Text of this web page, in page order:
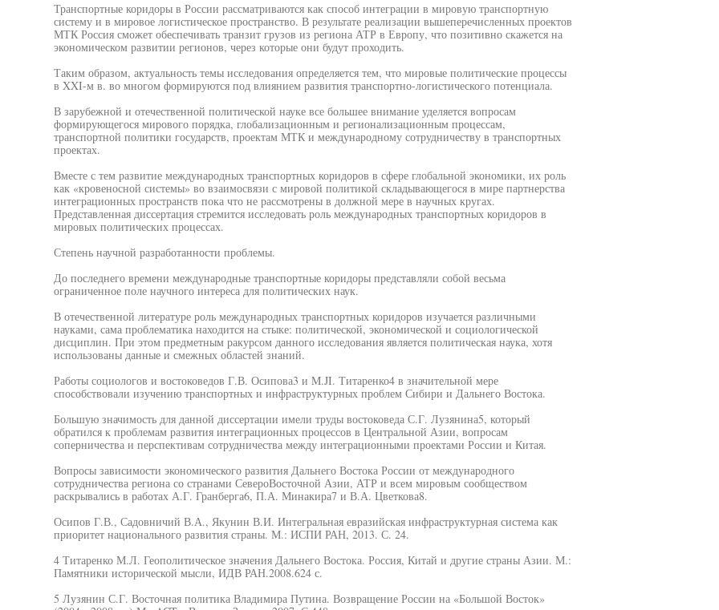
Транспортные коридоры в России рассматриваются как способ интеграции в мировую транспортную
систему и в мировое логистическое пространство. В результате реализации вышеперечисленных проектов
МТК Россия сможет обеспечивать транзит грузов из региона АТР в Европу, что позитивно скажется на
экономическом развитии регионов, через которые они будут проходить.
Таким образом, актуальность темы исследования определяется тем, что мировые политические процессы
в XXI-м в. во многом формируются под влиянием развития транспортно-логистического потенциала.
В зарубежной и отечественной политической науке все большее внимание уделяется вопросам
формирующегося мирового порядка, глобализационным и регионализационным процессам,
транспортной политики государств, проектам МТК и международному сотрудничеству в транспортных
проектах.
Вместе с тем развитие международных транспортных коридоров в сфере глобальной экономики, их роль
как «кровеносной системы» во взаимосвязи с мировой политикой складывающегося в мире партнерства
интеграционных пространств пока что не рассмотрены в должной мере в научных кругах.
Представленная диссертация стремится исследовать роль международных транспортных коридоров в
мировых политических процессах.
Степень научной разработанности проблемы.
До последнего времени международные транспортные коридоры представляли собой весьма
ограниченное поле научного интереса для политических наук.
В отечественной литературе роль международных транспортных коридоров изучается различными
науками, сама проблематика находится на стыке: политической, экономической и социологической
дисциплин. При этом предметным ракурсом данного исследования является политическая наука, хотя
использованы данные и смежных областей знаний.
Работы социологов и востоковедов Г.В. Осипова3 и M.JI. Титаренко4 в значительной мере
способствовали изучению транспортных и инфраструктурных проблем Сибири и Дальнего Востока.
Большую значимость для данной диссертации имели труды востоковеда С.Г. Лузянина5, который
обратился к проблемам развития интеграционных процессов в Центральной Азии, вопросам
соперничества и перспективам сотрудничества между интеграционными проектами России и Китая.
Вопросы зависимости экономического развития Дальнего Востока России от международного
сотрудничества региона со странами СевероВосточной Азии, АТР и всем мировым сообществом
раскрывались в работах А.Г. Гранберга6, П.А. Минакира7 и В.А. Цветкова8.
Осипов Г.В., Садовничий В.А., Якунин В.И. Интегральная евразийская инфраструктурная система как
приоритет национального развития страны. М.: ИСПИ РАН, 2013. С. 24.
4 Титаренко М.Л. Геополитическое значения Дальнего Востока. Россия, Китай и другие страны Азии. М.:
Памятники исторической мысли, ИДВ РАН.2008.624 с.
5 Лузянин С.Г. Восточная политика Владимира Путина. Возвращение России на «Большой Восток»